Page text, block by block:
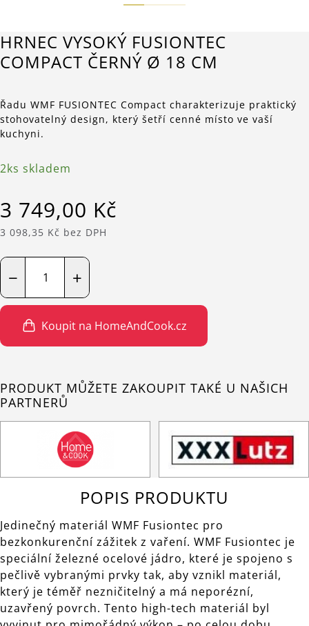
HRNEC VYSOKÝ FUSIONTEC
COMPACT ČERNÝ Ø 18 CM
Řadu WMF FUSIONTEC Compact charakterizuje praktický
stohovatelný design, který šetří cenné místo ve vaší
kuchyni.
2ks skladem
3 749,00 Kč
3 098,35 Kč bez DPH
+
−
Koupit na HomeAndCook.cz
PRODUKT MŮŽETE ZAKOUPIT TAKÉ U NAŠICH
PARTNERŮ
POPIS PRODUKTU
Jedinečný materiál WMF Fusiontec pro
bezkonkurenční zážitek z vaření. WMF Fusiontec je
speciální železné ocelové jádro, které je spojeno s
pečlivě vybranými prvky tak, aby vznikl materiál,
který je téměř nezničitelný a má neporézní,
uzavřený povrch. Tento high-tech materiál byl